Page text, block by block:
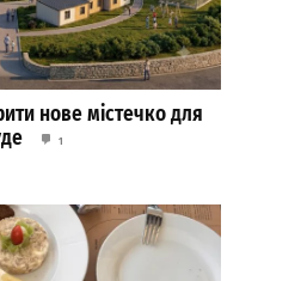
нове містечко для
1